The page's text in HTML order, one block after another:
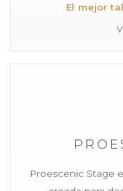
El mejor
Proescenic Stage